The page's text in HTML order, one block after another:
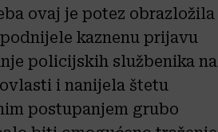
ovaj je potez obrazložila
kaznenu prijavu
policijskih službenika na
i nanijela štetu
postupanjem grubo